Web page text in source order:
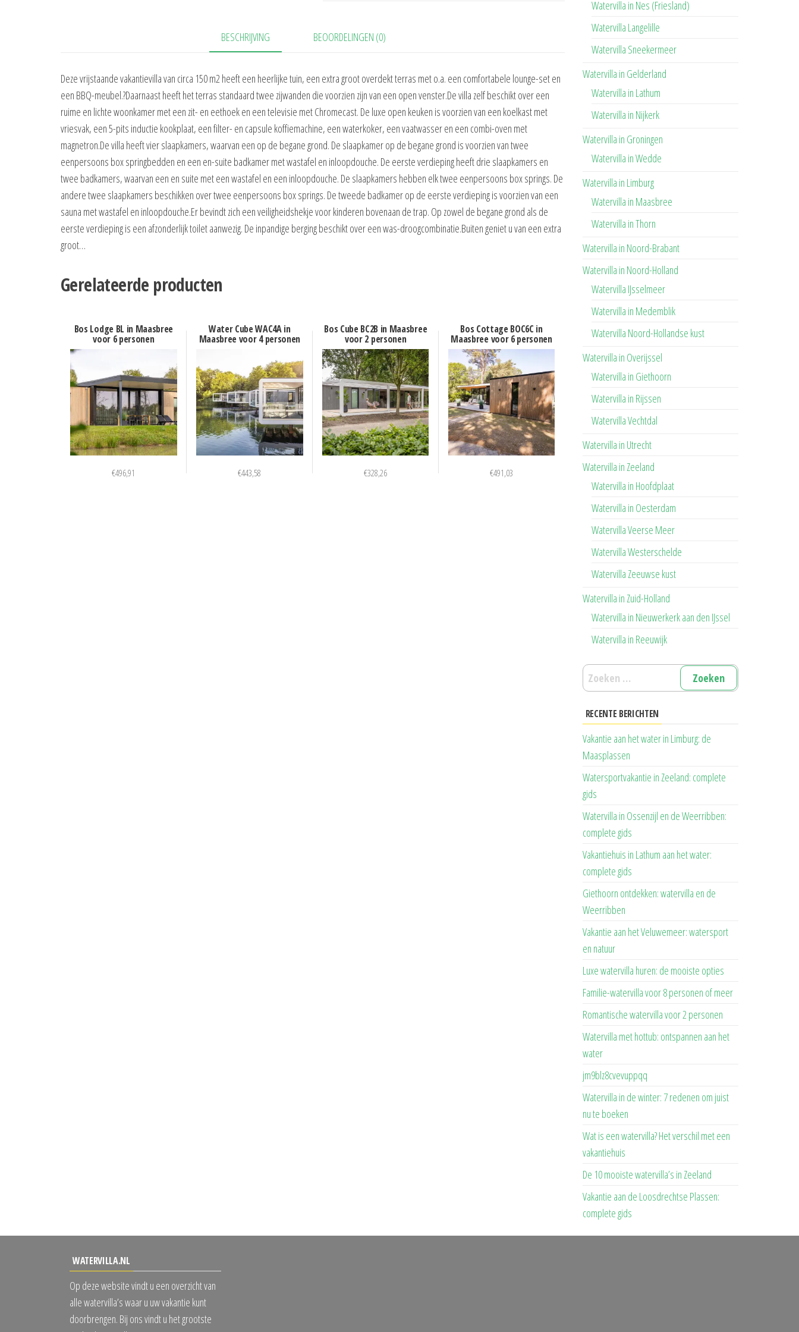
BESCHRIJVING BEOORDELINGEN (0)
Deze vrijstaande vakantievilla van circa 150 m2 heeft een heerlijke tuin, een extra groot overdekt terras met o.a. een comfortabele lounge-set en
een BBQ-meubel.?Daarnaast heeft het terras standaard twee zijwanden die voorzien zijn van een open venster.De villa zelf beschikt over een
ruime en lichte woonkamer met een zit- en eethoek en een televisie met Chromecast. De luxe open keuken is voorzien van een koelkast met
vriesvak, een 5-pits inductie kookplaat, een filter- en capsule koffiemachine, een waterkoker, een vaatwasser en een combi-oven met
magnetron.De villa heeft vier slaapkamers, waarvan een op de begane grond. De slaapkamer op de begane grond is voorzien van twee
eenpersoons box springbedden en een en-suite badkamer met wastafel en inloopdouche. De eerste verdieping heeft drie slaapkamers en
twee badkamers, waarvan een en suite met een wastafel en een inloopdouche. De slaapkamers hebben elk twee eenpersoons box springs. De
andere twee slaapkamers beschikken over twee eenpersoons box springs. De tweede badkamer op de eerste verdieping is voorzien van een
sauna met wastafel en inloopdouche.Er bevindt zich een veiligheidshekje voor kinderen bovenaan de trap. Op zowel de begane grond als de
eerste verdieping is een afzonderlijk toilet aanwezig. De inpandige berging beschikt over een was-droogcombinatie.Buiten geniet u van een extra
groot…
Gerelateerde producten
Bos Lodge BL in Maasbree
voor 6 personen
€496,91
Water Cube WAC4A in
Maasbree voor 4 personen
€443,58
Bos Cube BC2B in Maasbree
voor 2 personen
€328,26
Bos Cottage BOC6C in
Maasbree voor 6 personen
€491,03
Watervilla in Nes (Friesland)
Watervilla Langelille
Watervilla Sneekermeer
Watervilla in Gelderland
Watervilla in Lathum
Watervilla in Nijkerk
Watervilla in Groningen
Watervilla in Wedde
Watervilla in Limburg
Watervilla in Maasbree
Watervilla in Thorn
Watervilla in Noord-Brabant
Watervilla in Noord-Holland
Watervilla IJsselmeer
Watervilla in Medemblik
Watervilla Noord-Hollandse kust
Watervilla in Overijssel
Watervilla in Giethoorn
Watervilla in Rijssen
Watervilla Vechtdal
Watervilla in Utrecht
Watervilla in Zeeland
Watervilla in Hoofdplaat
Watervilla in Oesterdam
Watervilla Veerse Meer
Watervilla Westerschelde
Watervilla Zeeuwse kust
Watervilla in Zuid-Holland
Watervilla in Nieuwerkerk aan den IJssel
Watervilla in Reeuwijk
Zoeken
naar:
RECENTE BERICHTEN
Vakantie aan het water in Limburg: de
Maasplassen
Watersportvakantie in Zeeland: complete
gids
Watervilla in Ossenzijl en de Weerribben:
complete gids
Vakantiehuis in Lathum aan het water:
complete gids
Giethoorn ontdekken: watervilla en de
Weerribben
Vakantie aan het Veluwemeer: watersport
en natuur
Luxe watervilla huren: de mooiste opties
Familie-watervilla voor 8 personen of meer
Romantische watervilla voor 2 personen
Watervilla met hottub: ontspannen aan het
water
jm9blz8cvevuppqq
Watervilla in de winter: 7 redenen om juist
nu te boeken
Wat is een watervilla? Het verschil met een
vakantiehuis
De 10 mooiste watervilla’s in Zeeland
Vakantie aan de Loosdrechtse Plassen:
complete gids
WATERVILLA.NL
Op deze website vindt u een overzicht van
alle watervilla’s waar u uw vakantie kunt
doorbrengen. Bij ons vindt u het grootste